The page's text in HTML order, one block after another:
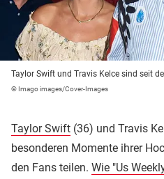
Taylor Swift und Travis Kelce sind seit
© Imago images/Cover-Images
Taylor Swift (36) und Travis
besonderen Momente ihrer
den Fans teilen. Wie "Us